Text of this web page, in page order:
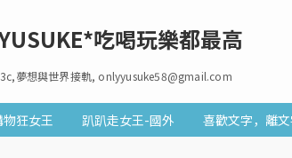
吃喝玩樂都最高
夢想與世界接軌, onlyyusuke58@gmail.com
物狂女王 趴趴走女王-國外 喜歡文字，離